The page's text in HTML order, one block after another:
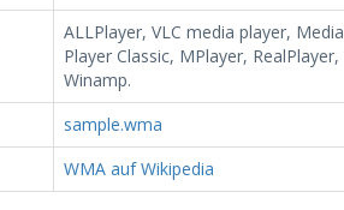
ALLPlayer, VLC media player, Media
Player Classic, MPlayer, RealPlayer,
Winamp.
sample.wma
WMA auf Wikipedia